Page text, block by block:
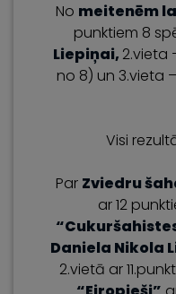
No meitenēm
punktiem 8
Liepiņai, 2.vieta
no 8) un 3.vieta –
Visi
Par Zviedru
ar 12
Daniela Nikola
2.vietā ar